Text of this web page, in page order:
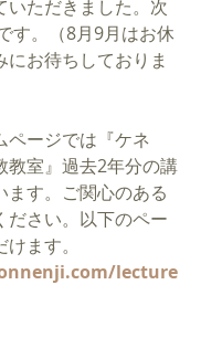
いただきました。次
す。（8月9月はお休
お待ちしておりま
ページでは『ケネ
教室』過去2年分の講
ます。ご関心のある
ださい。以下のペー
ます。
lecture